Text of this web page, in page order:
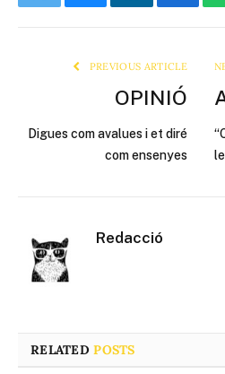
TwitterBlueskyLinkedIn
PREVIOUS ARTICLE
OPINIÓ
Digues com avalues i et diré
com ensenyes
Redacció
RELATEDPOSTS